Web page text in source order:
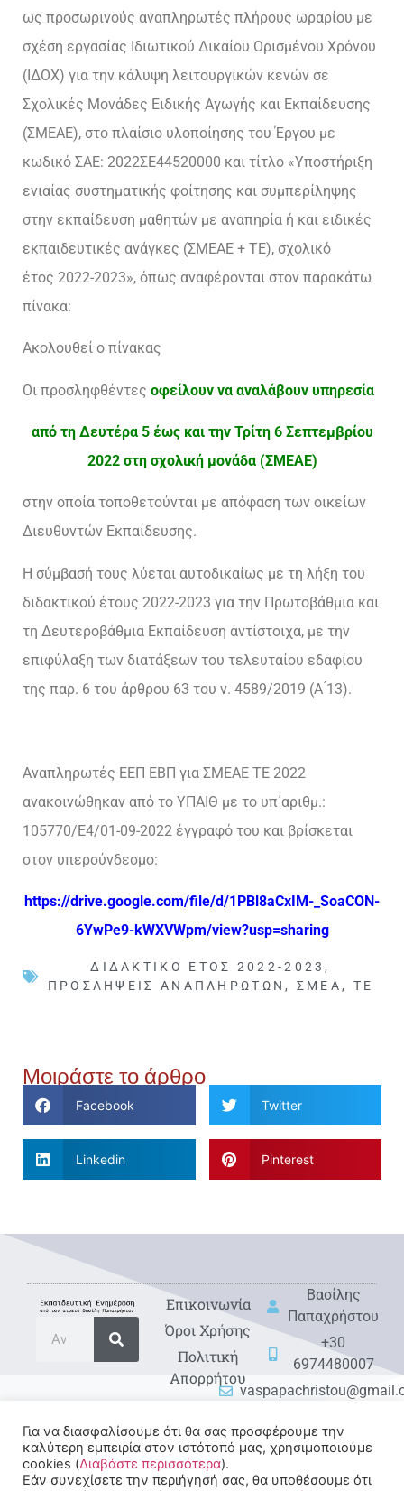
ως προσωρινούς αναπληρωτές πλήρους ωραρίου με
σχέση εργασίας Ιδιωτικού Δικαίου Ορισμένου Χρόνου
(ΙΔΟΧ) για την κάλυψη λειτουργικών κενών σε
Σχολικές Μονάδες Ειδικής Αγωγής και Εκπαίδευσης
(ΣΜΕΑΕ), στο πλαίσιο υλοποίησης του Έργου με
κωδικό ΣΑΕ: 2022ΣΕ44520000 και τίτλο «Υποστήριξη
ενιαίας συστηματικής φοίτησης και συμπερίληψης
στην εκπαίδευση μαθητών με αναπηρία ή και ειδικές
εκπαιδευτικές ανάγκες (ΣΜΕΑΕ + ΤΕ), σχολικό
έτος 2022-2023», όπως αναφέρονται στον παρακάτω
πίνακα:
Ακολουθεί ο πίνακας
Οι προσληφθέντες οφείλουν να αναλάβουν υπηρεσία
από τη Δευτέρα 5 έως και την Τρίτη 6 Σεπτεμβρίου
2022 στη σχολική μονάδα (ΣΜΕΑΕ)
στην οποία τοποθετούνται με απόφαση των οικείων
Διευθυντών Εκπαίδευσης.
Η σύμβασή τους λύεται αυτοδικαίως με τη λήξη του
διδακτικού έτους 2022-2023 για την Πρωτοβάθμια και
τη Δευτεροβάθμια Εκπαίδευση αντίστοιχα, με την
επιφύλαξη των διατάξεων του τελευταίου εδαφίου
της παρ. 6 του άρθρου 63 του ν. 4589/2019 (Α ́13).
Αναπληρωτές ΕΕΠ ΕΒΠ για ΣΜΕΑΕ ΤΕ 2022
ανακοινώθηκαν από το ΥΠΑΙΘ με το υπ΄αριθμ.:
105770/Ε4/01-09-2022 έγγραφό του και βρίσκεται
στον υπερσύνδεσμο:
https://drive.google.com/file/d/1PBl8aCxIM-_SoaCON-
6YwPe9-kWXVWpm/view?usp=sharing
ΔΙΔΑΚΤΙΚΌ ΈΤΟΣ 2022-2023,
ΠΡΟΣΛΉΨΕΙΣ ΑΝΑΠΛΗΡΩΤΏΝ, ΣΜΕΑ, ΤΕ
Μοιράστε το άρθρο
Facebook Twitter
Linkedin Pinterest
Eπικοινωνία
Όροι Χρήσης
Πολιτική
Απορρήτου
Βασίλης
Παπαχρήστου
+30
6974480007
Για να διασφαλίσουμε ότι θα σας προσφέρουμε την
καλύτερη εμπειρία στον ιστότοπό μας, χρησιμοποιούμε
cookies (Διαβάστε περισσότερα).
Εάν συνεχίσετε την περιήγησή σας, θα υποθέσουμε ότι